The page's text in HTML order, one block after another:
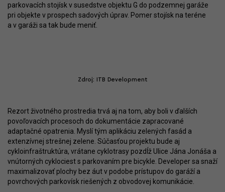
parkovacích stojísk v susedstve objektu G do podzemnej garáže
pri objekte v prospech sadových úprav. Pomer stojísk na teréne
a v garáži sa tak bude meniť.
Zdroj: ITB Development
Rezort životného prostredia trvá aj na tom, aby boli v ďalších
povoľovacích procesoch do dokumentácie zapracované
adaptačné opatrenia. Myslí tým aplikáciu zelených fasád a
extenzívnej strešnej zelene. Súčasťou projektu bude aj
cykloinfraštruktúra, vrátane cyklotrasy pozdĺž Ulice Jána Jonáša a
vnútorných cyklociest s parkovaním pre bicykle. Developer sa snaží
maximalizovať plochy bez áut v podobe prístupov do garáží a
povrchových parkovísk riešených z obvodovej komunikácie.